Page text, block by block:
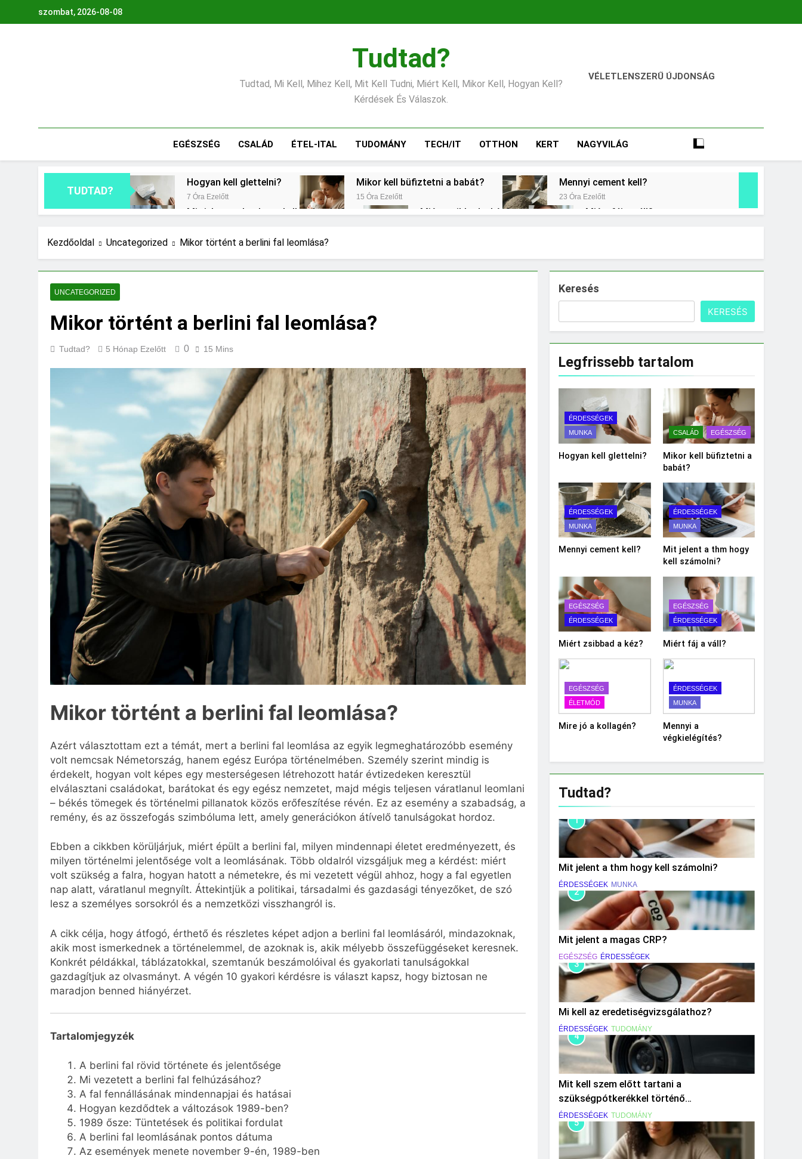
szombat, 2026-08-08
Tudtad?
Tudtad, Mi Kell, Mihez Kell, Mit Kell Tudni, Miért Kell, Mikor Kell, Hogyan Kell?
Kérdések És Válaszok.
VÉLETLENSZERŰ ÚJDONSÁG
EGÉSZSÉG CSALÁD ÉTEL-ITAL TUDOMÁNY TECH/IT OTTHON KERT NAGYVILÁG
TUDTAD?
Hogyan kell glettelni?
7 Óra Ezelőtt
Mikor kell büfiztetni a babát?
15 Óra Ezelőtt
Mennyi cement kell?
23 Óra Ezelőtt
Mit jelent a thm hogy kell számolni? Miért zsibbad a kéz? Miért fáj a váll?
Mire jó a kollagén?
Mikor kell tetőt cserélni?
Kezdőoldal Uncategorized Mikor történt a berlini fal leomlása?
UNCATEGORIZED
Mikor történt a berlini fal leomlása?
Tudtad? 5 Hónap Ezelőtt 0 15 Mins
Mikor történt a berlini fal leomlása?
Azért választottam ezt a témát, mert a berlini fal leomlása az egyik legmeghatározóbb esemény
volt nemcsak Németország, hanem egész Európa történelmében. Személy szerint mindig is
érdekelt, hogyan volt képes egy mesterségesen létrehozott határ évtizedeken keresztül
elválasztani családokat, barátokat és egy egész nemzetet, majd mégis teljesen váratlanul leomlani
– békés tömegek és történelmi pillanatok közös erőfeszítése révén. Ez az esemény a szabadság, a
remény, és az összefogás szimbóluma lett, amely generációkon átívelő tanulságokat hordoz.
Ebben a cikkben körüljárjuk, miért épült a berlini fal, milyen mindennapi életet eredményezett, és
milyen történelmi jelentősége volt a leomlásának. Több oldalról vizsgáljuk meg a kérdést: miért
volt szükség a falra, hogyan hatott a németekre, és mi vezetett végül ahhoz, hogy a fal egyetlen
nap alatt, váratlanul megnyílt. Áttekintjük a politikai, társadalmi és gazdasági tényezőket, de szó
lesz a személyes sorsokról és a nemzetközi visszhangról is.
A cikk célja, hogy átfogó, érthető és részletes képet adjon a berlini fal leomlásáról, mindazoknak,
akik most ismerkednek a történelemmel, de azoknak is, akik mélyebb összefüggéseket keresnek.
Konkrét példákkal, táblázatokkal, szemtanúk beszámolóival és gyakorlati tanulságokkal
gazdagítjuk az olvasmányt. A végén 10 gyakori kérdésre is választ kapsz, hogy biztosan ne
maradjon benned hiányérzet.
Tartalomjegyzék
A berlini fal rövid története és jelentősége
Mi vezetett a berlini fal felhúzásához?
A fal fennállásának mindennapjai és hatásai
Hogyan kezdődtek a változások 1989-ben?
1989 ősze: Tüntetések és politikai fordulat
A berlini fal leomlásának pontos dátuma
Az események menete november 9-én, 1989-ben
Keresés
KERESÉS
Legfrissebb tartalom
ÉRDESSÉGEK
MUNKA
Hogyan kell glettelni?
CSALÁD EGÉSZSÉG
Mikor kell büfiztetni a
babát?
ÉRDESSÉGEK
MUNKA
Mennyi cement kell?
ÉRDESSÉGEK
MUNKA
Mit jelent a thm hogy
kell számolni?
EGÉSZSÉG
ÉRDESSÉGEK
Miért zsibbad a kéz?
EGÉSZSÉG
ÉRDESSÉGEK
Miért fáj a váll?
EGÉSZSÉG
ÉLETMÓD
Mire jó a kollagén?
ÉRDESSÉGEK
MUNKA
Mennyi a
végkielégítés?
Tudtad?
1
Mit jelent a thm hogy kell számolni?
ÉRDESSÉGEK MUNKA
2
Mit jelent a magas CRP?
EGÉSZSÉG ÉRDESSÉGEK
3
Mi kell az eredetiségvizsgálathoz?
ÉRDESSÉGEK TUDOMÁNY
4
Mit kell szem előtt tartani a
szükségpótkerékkel történő
közlekedéskor?
ÉRDESSÉGEK TUDOMÁNY
5